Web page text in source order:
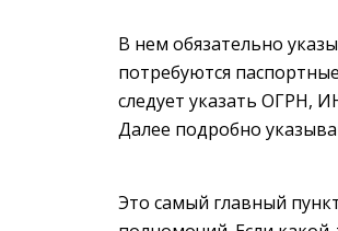
В нем обязательно
потребуются
следует указать ОГРН,
Далее подробно
Это самый главный